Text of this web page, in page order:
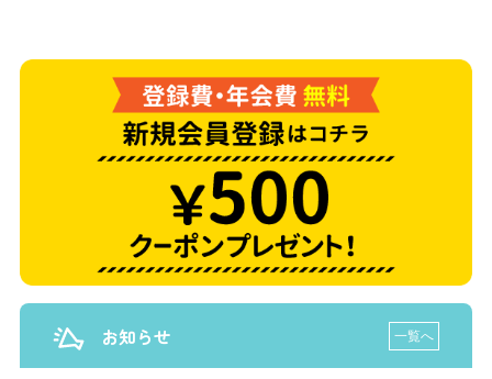
お知らせ 一覧へ